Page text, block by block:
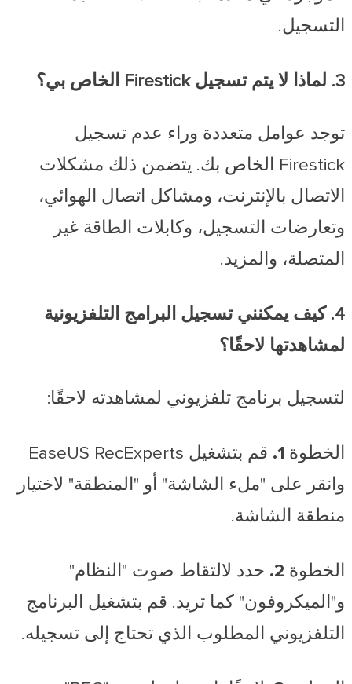
التسجيل.
3. لماذا لا يتم تسجيل Firestick الخاص بي؟
توجد عوامل متعددة وراء عدم تسجيل
Firestick الخاص بك. يتضمن ذلك مشكلات
الاتصال بالإنترنت، ومشاكل اتصال الهوائي،
وتعارضات التسجيل، وكابلات الطاقة غير
المتصلة، والمزيد.
4. كيف يمكنني تسجيل البرامج التلفزيونية
لمشاهدتها لاحقًا؟
لتسجيل برنامج تلفزيوني لمشاهدته لاحقًا:
الخطوة 1.
قم بتشغيل EaseUS RecExperts
وانقر على "ملء الشاشة" أو "المنطقة" لاختيار
منطقة الشاشة.
الخطوة 2.
حدد لالتقاط صوت "النظام"
و"الميكروفون" كما تريد. قم بتشغيل البرنامج
التلفزيوني المطلوب الذي تحتاج إلى تسجيله.